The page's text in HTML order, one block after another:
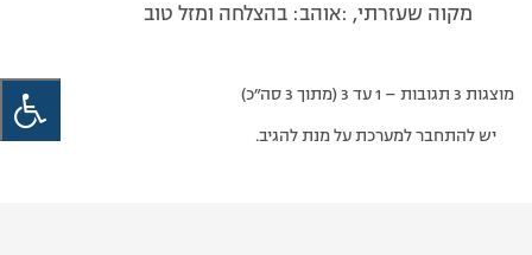
מקוה שעזרתי, :אוהב: בהצלחה ומזל טוב
מוצגות 3 תגובות – 1 עד 3 (מתוך 3 סה״כ)
יש להתחבר למערכת על מנת להגיב.